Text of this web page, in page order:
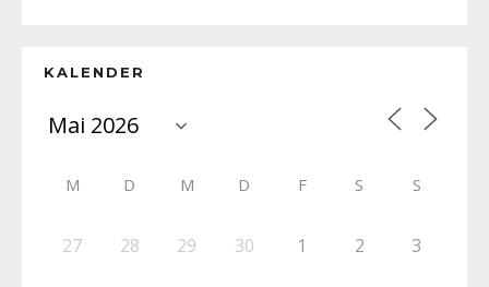
KALENDER
M D M D F S S
27 28 29 30 1 2 3